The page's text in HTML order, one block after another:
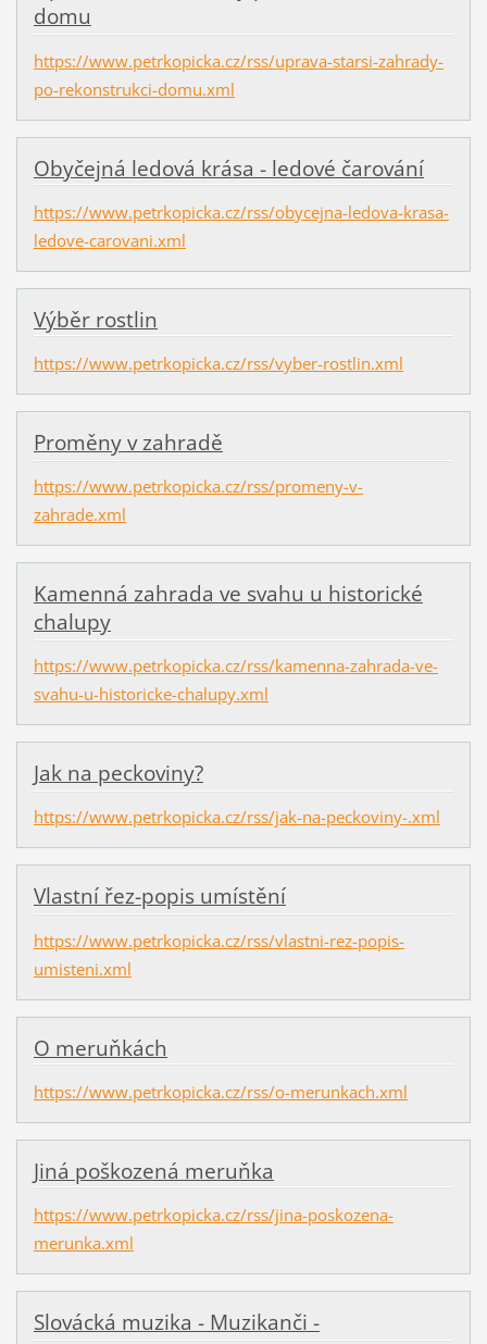
domu
https://www.petrkopicka.cz/rss/uprava-starsi-zahrady-
po-rekonstrukci-domu.xml
Obyčejná ledová krása - ledové čarování
https://www.petrkopicka.cz/rss/obycejna-ledova-krasa-
ledove-carovani.xml
Výběr rostlin
https://www.petrkopicka.cz/rss/vyber-rostlin.xml
Proměny v zahradě
https://www.petrkopicka.cz/rss/promeny-v-
zahrade.xml
Kamenná zahrada ve svahu u historické
chalupy
https://www.petrkopicka.cz/rss/kamenna-zahrada-ve-
svahu-u-historicke-chalupy.xml
Jak na peckoviny?
https://www.petrkopicka.cz/rss/jak-na-peckoviny-.xml
Vlastní řez-popis umístění
https://www.petrkopicka.cz/rss/vlastni-rez-popis-
umisteni.xml
O meruňkách
https://www.petrkopicka.cz/rss/o-merunkach.xml
Jiná poškozená meruňka
https://www.petrkopicka.cz/rss/jina-poskozena-
merunka.xml
Slovácká muzika - Muzikanči -